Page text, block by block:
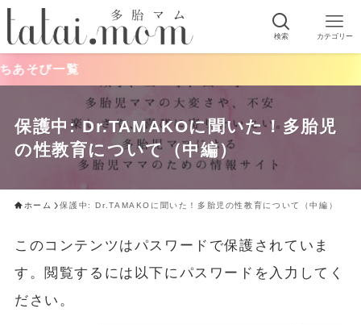
検索 カテゴリー
そび一覧
保護中: Dr.TAMAKOに聞いた！多胎児
の性教育について（中編）
ホーム 保護中: Dr.TAMAKOに聞いた！多胎児の性教育について（中編）
このコンテンツはパスワードで保護されていま
す。閲覧するには以下にパスワードを入力してく
ださい。